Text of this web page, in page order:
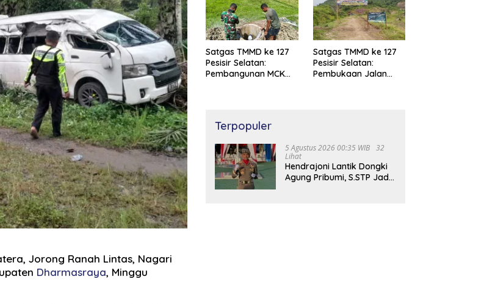
Jorong Ranah Lintas, Nagari
Dharmasraya, Minggu
Satgas TMMD ke 127
Pesisir Selatan:
Pembangunan MCK
Satgas TMMD ke 127
Pesisir Selatan:
Pembukaan Jalan
Terpopuler
5 Agustus 2026 00:35 WIB
32
Lihat
Hendrajoni Lantik Dongki
Agung Pribumi, S.STP Jadi